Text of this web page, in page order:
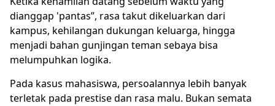
dianggap 'pantas”, rasa takut dikeluarkan dari
kampus, kehilangan dukungan keluarga, hingga
menjadi bahan gunjingan teman sebaya bisa
melumpuhkan logika.
Pada kasus mahasiswa, persoalannya lebih banyak
terletak pada prestise dan rasa malu. Bukan semata